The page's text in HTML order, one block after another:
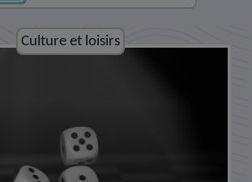
Culture et loisirs
Culture et loisirs